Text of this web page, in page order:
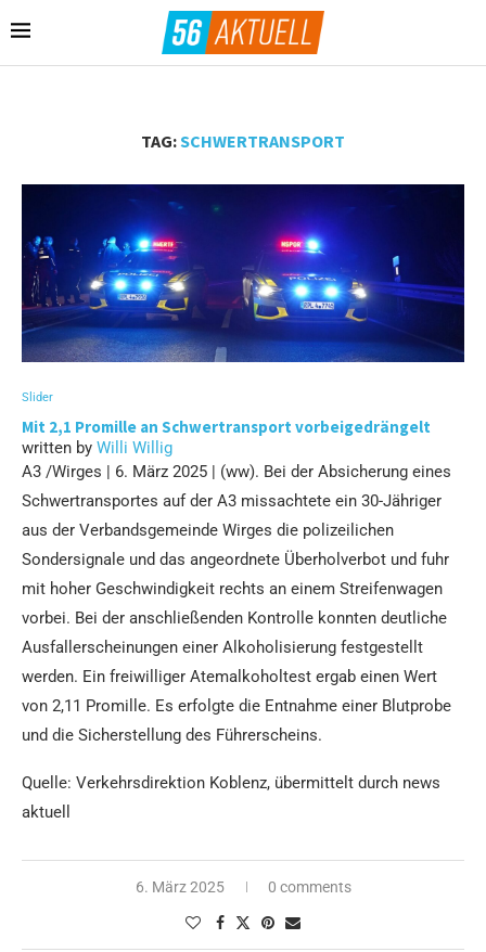
TAG:SCHWERTRANSPORT
Slider
Mit 2,1 Promille an Schwertransport vorbeigedrängelt
written by Willi Willig
A3 /Wirges | 6. März 2025 | (ww). Bei der Absicherung eines
Schwertransportes auf der A3 missachtete ein 30-Jähriger
aus der Verbandsgemeinde Wirges die polizeilichen
Sondersignale und das angeordnete Überholverbot und fuhr
mit hoher Geschwindigkeit rechts an einem Streifenwagen
vorbei. Bei der anschließenden Kontrolle konnten deutliche
Ausfallerscheinungen einer Alkoholisierung festgestellt
werden. Ein freiwilliger Atemalkoholtest ergab einen Wert
von 2,11 Promille. Es erfolgte die Entnahme einer Blutprobe
und die Sicherstellung des Führerscheins.
Quelle: Verkehrsdirektion Koblenz, übermittelt durch news
aktuell
6. März 2025 0 comments